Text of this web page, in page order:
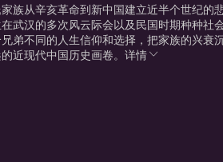
族从辛亥革命到新中国建立近半个世纪的
武汉的多次风云际会以及民国时期种种社
弟不同的人生信仰和选择，把家族的兴衰
近现代中国历史画卷。详情